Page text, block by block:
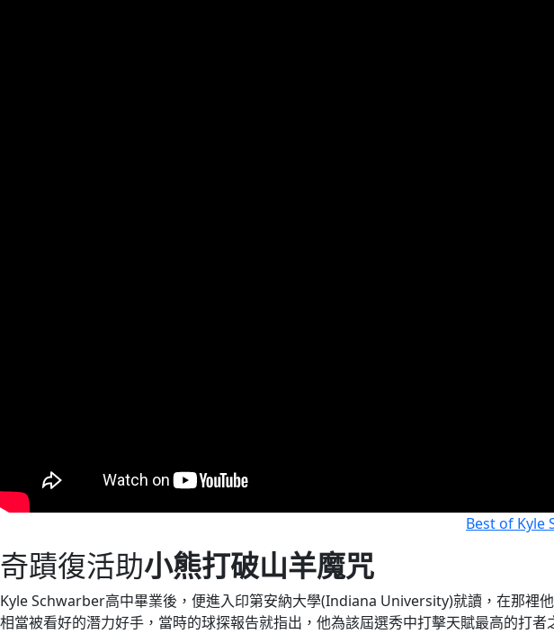
Best of Kyle
奇蹟復活助小熊打破山羊魔咒
Kyle Schwarber高中畢業後，便進入印第安納大學(Indiana University)就讀，在那裡
相當被看好的潛力好手，當時的球探報告就指出，他為該屆選秀中打擊天賦最高的打者